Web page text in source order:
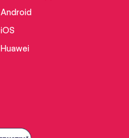
Android
iOS
Huawei